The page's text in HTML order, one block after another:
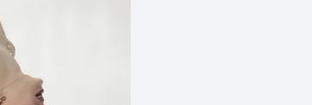
Vodní slalom